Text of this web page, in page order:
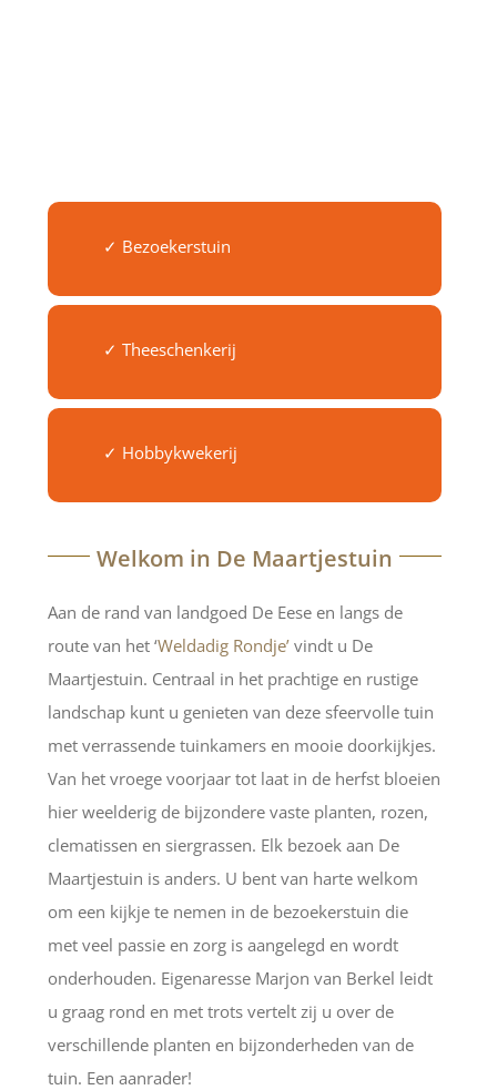
✓ Bezoekerstuin
✓ Theeschenkerij
✓ Hobbykwekerij
Welkom in De Maartjestuin
Aan de rand van landgoed De Eese en langs de
route van het ‘Weldadig Rondje’vindt u De
Maartjestuin. Centraal in het prachtige en rustige
landschap kunt u genieten van deze sfeervolle tuin
met verrassende tuinkamers en mooie doorkijkjes.
Van het vroege voorjaar tot laat in de herfst bloeien
hier weelderig de bijzondere vaste planten, rozen,
clematissen en siergrassen. Elk bezoek aan De
Maartjestuin is anders. U bent van harte welkom
om een kijkje te nemen in de bezoekerstuin die
met veel passie en zorg is aangelegd en wordt
onderhouden. Eigenaresse Marjon van Berkel leidt
u graag rond en met trots vertelt zij u over de
verschillende planten en bijzonderheden van de
tuin. Een aanrader!